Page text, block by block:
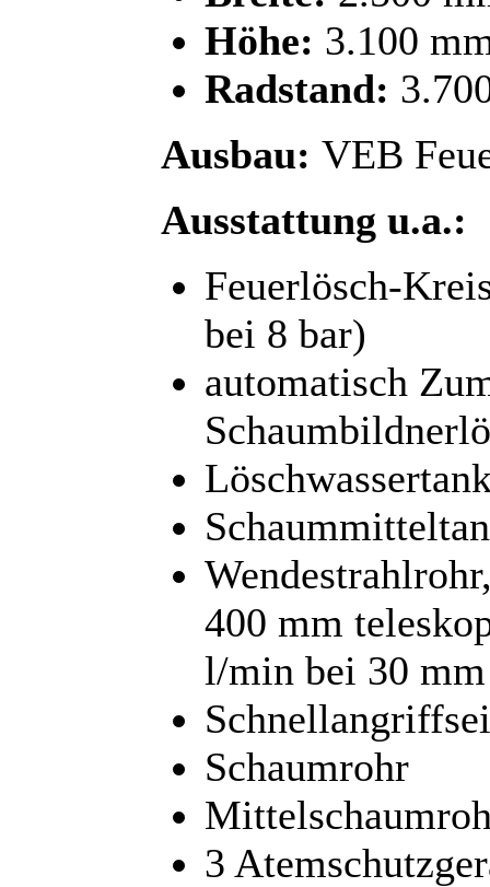
Höhe: 3.100
Radstand:
Ausbau: VEB
Ausstattung u.a.:
Feuerlösch-
bei 8 bar)
automatisch
400 mm
l/min bei 30
Schaumrohr
3